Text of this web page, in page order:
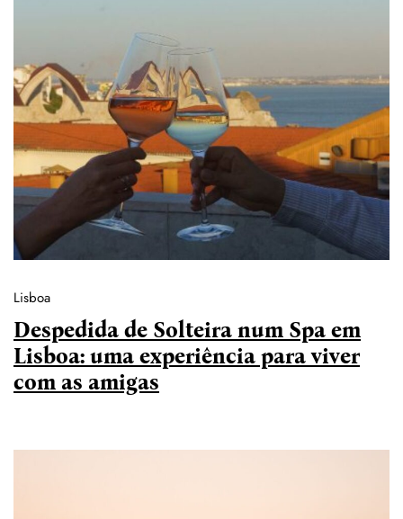
Lisboa
Despedida de Solteira num Spa em
Lisboa: uma experiência para viver
com as amigas